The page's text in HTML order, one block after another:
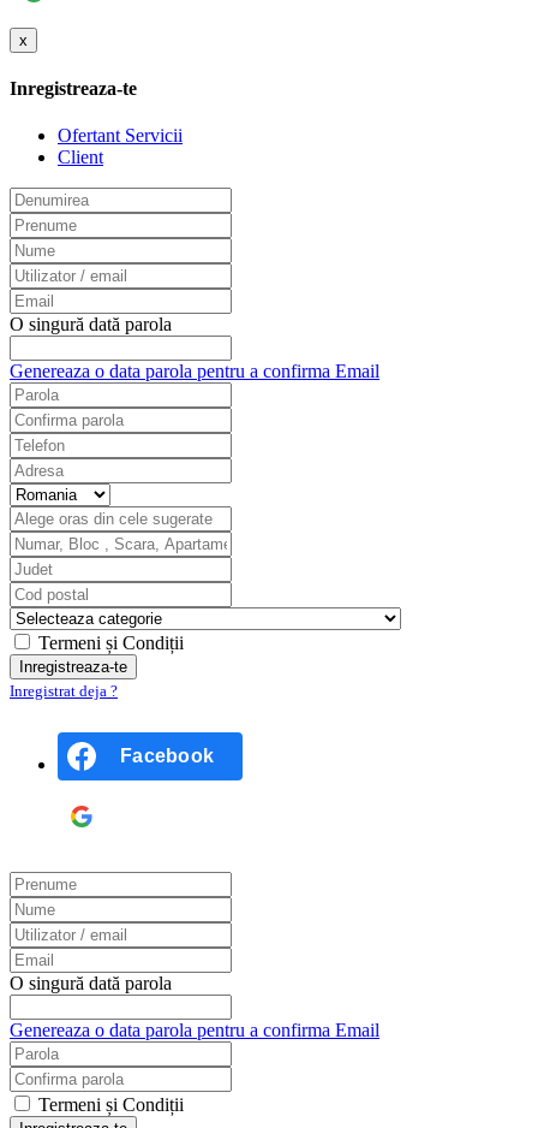
x
Inregistreaza-te
Ofertant Servicii
Client
O singură dată parola
Genereaza o data parola pentru a confirma Email
Termeni și Condiții
Inregistrat deja ?
Facebook
O singură dată parola
Genereaza o data parola pentru a confirma Email
Termeni și Condiții